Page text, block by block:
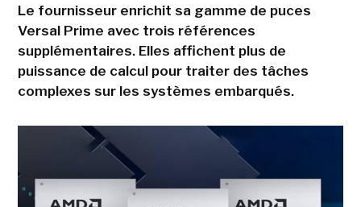
Le fournisseur enrichit sa gamme de puces
Versal Prime avec trois références
supplémentaires. Elles affichent plus de
puissance de calcul pour traiter des tâches
complexes sur les systèmes embarqués.